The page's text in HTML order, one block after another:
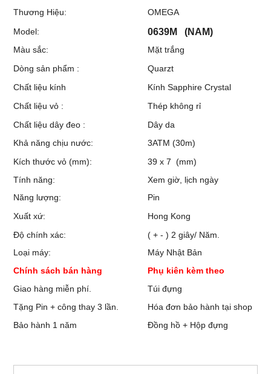
Thương Hiệu:
OMEGA
Model:
0639M (NAM)
Màu sắc:
Mặt trắng
Dòng sản phẩm :
Quarzt
Chất liệu kính
Kính Sapphire Crystal
Chất liệu vỏ :
Thép không rỉ
Chất liệu dây đeo :
Dây da
Khả năng chịu nước:
3ATM (30m)
Kích thước vỏ (mm):
39 x 7 (mm)
Tính năng:
Xem giờ, lịch ngày
Năng lượng:
Pin
Xuất xứ:
Hong Kong
Độ chính xác:
( + - ) 2 giây/ Năm.
Loại máy:
Máy Nhật Bản
Chính sách bán hàng
Phụ kiên kèm theo
Giao hàng miễn phí.
Túi đựng
Tặng Pin + công thay 3 lần.
Hóa đơn bảo hành tại shop
Bảo hành 1 năm
Đồng hồ + Hộp đựng